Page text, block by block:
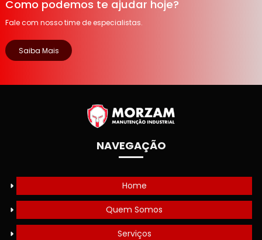
Como podemos te ajudar hoje?
Fale com nosso time de especialistas.
Saiba Mais
NAVEGAÇÃO
Home
Quem Somos
Serviços